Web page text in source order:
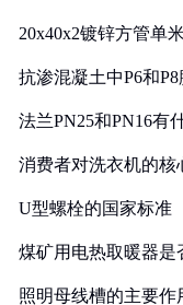
20x40x2镀锌方管单
抗渗混凝土中P6和
法兰PN25和PN16有
消费者对洗衣机的核
U型螺栓的国家标准
煤矿用电热取暖器是
照明母线槽的主要作